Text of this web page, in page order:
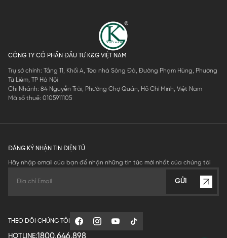
CÔNG TY CỔ PHẦN ĐẦU TƯ K&G VIỆT NAM
Trụ sở chính: Tầng 11, Khối A, Tòa nhà Sông Đà, Đường Phạm Hùng, Phường
Từ Liêm, TP Hà Nội
Chi Nhánh: 84 Nguyễn Trãi, Phường Chợ Quán, Hồ Chí Minh, Việt Nam
Mã số thuế: 0105911105
ĐĂNG KÝ NHẬN TIN ĐIỆN TỬ
Hãy nhập email của bạn để nhận những tin tức mới nhất của chúng tôi
GỬI
THEO DÕI CHÚNG TÔI
HOTLINE:1800.646.898